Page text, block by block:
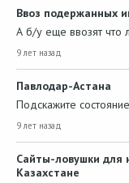
Ввоз подержанных
А б/у еще ввозят что
9 лет назад
Павлодар-Астана
Подскажите
9 лет назад
Сайты-ловушки для
Казахстане